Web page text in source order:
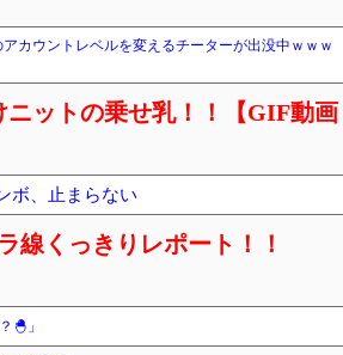
アカウントレベルを変えるチーターが出没中ｗｗｗ
ットの乗せ乳！！【GIF動画
ボ、止まらない
くっきりレポート！！
🐣」